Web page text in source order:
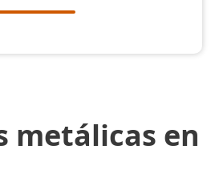
metálicas en